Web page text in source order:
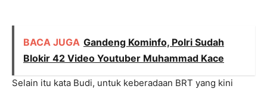
BACA JUGA Gandeng Kominfo, Polri Sudah
Blokir 42 Video Youtuber Muhammad Kace
Selain itu kata Budi, untuk keberadaan BRT yang kini